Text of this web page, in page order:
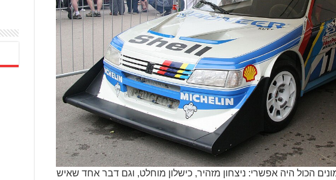
הכול היה אפשרי:‏‏ ניצחון מזהיר,‏‏ כישלון מוחלט,‏‏ וגם דבר אחד שאיש